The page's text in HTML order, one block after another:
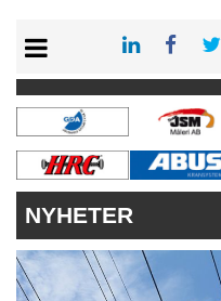
KONTAKT
VÅRA ANDRA MAGASIN
PRENUMERERA
ANNONSERA
NYHETER